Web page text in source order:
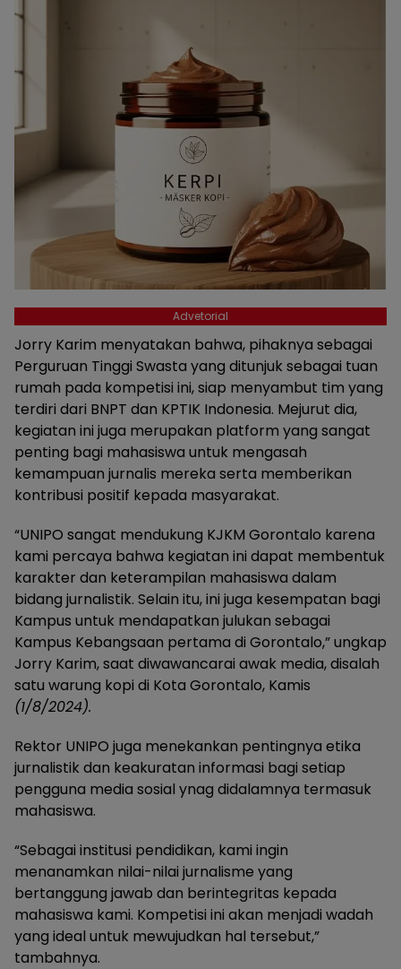
Advetorial
Jorry Karim menyatakan bahwa, pihaknya sebagai
Perguruan Tinggi Swasta yang ditunjuk sebagai tuan
rumah pada kompetisi ini, siap menyambut tim yang
terdiri dari BNPT dan KPTIK Indonesia. Mejurut dia,
kegiatan ini juga merupakan platform yang sangat
penting bagi mahasiswa untuk mengasah
kemampuan jurnalis mereka serta memberikan
kontribusi positif kepada masyarakat.
“UNIPO sangat mendukung KJKM Gorontalo karena
kami percaya bahwa kegiatan ini dapat membentuk
karakter dan keterampilan mahasiswa dalam
bidang jurnalistik. Selain itu, ini juga kesempatan bagi
Kampus untuk mendapatkan julukan sebagai
Kampus Kebangsaan pertama di Gorontalo,” ungkap
Jorry Karim, saat diwawancarai awak media, disalah
satu warung kopi di Kota Gorontalo, Kamis
(1/8/2024).
Rektor UNIPO juga menekankan pentingnya etika
jurnalistik dan keakuratan informasi bagi setiap
pengguna media sosial ynag didalamnya termasuk
mahasiswa.
“Sebagai institusi pendidikan, kami ingin
menanamkan nilai-nilai jurnalisme yang
bertanggung jawab dan berintegritas kepada
mahasiswa kami. Kompetisi ini akan menjadi wadah
yang ideal untuk mewujudkan hal tersebut,”
tambahnya.